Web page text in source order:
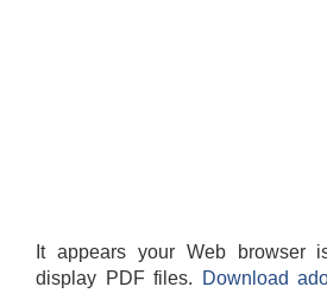
It appears your Web browser
display PDF files.
Download